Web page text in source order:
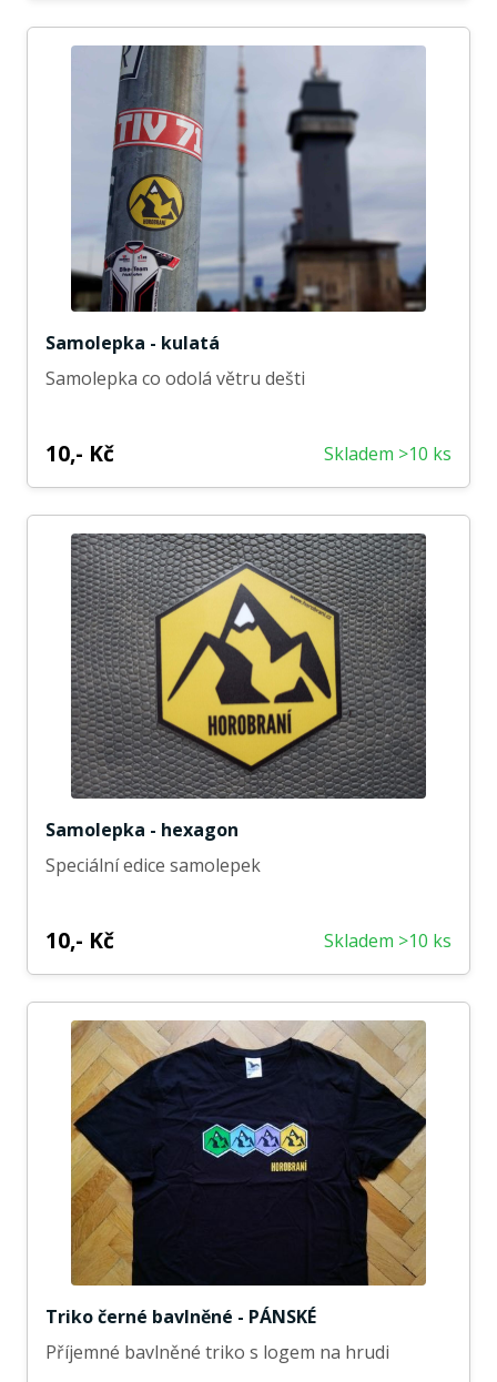
Samolepka - kulatá
Samolepka co odolá větru dešti
10,- Kč Skladem >10 ks
Samolepka - hexagon
Speciální edice samolepek
10,- Kč Skladem >10 ks
Triko černé bavlněné - PÁNSKÉ
Příjemné bavlněné triko s logem na hrudi